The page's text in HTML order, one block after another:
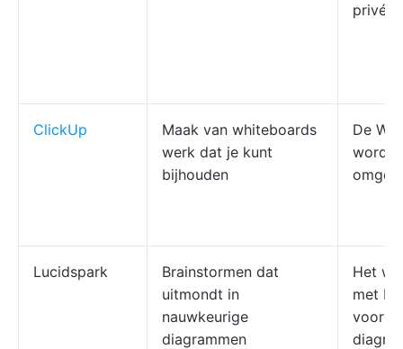
privé-
ClickUp
Maak van whiteboards
werk dat je kunt
bijhouden
De
Lucidspark
Brainstormen dat
uitmondt in
nauwkeurige
diagrammen
Het
met
voor